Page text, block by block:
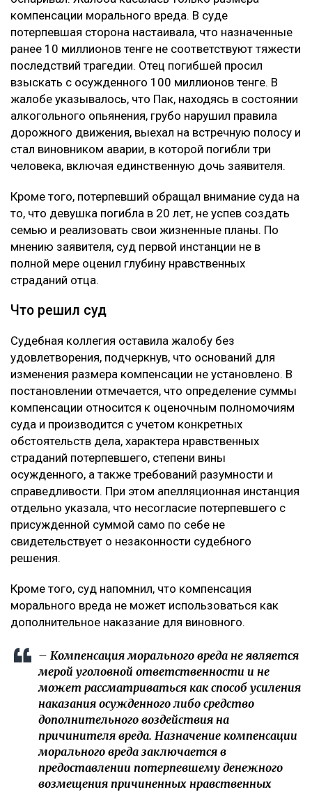
компенсации морального вреда. В суде
потерпевшая сторона настаивала, что назначенные
ранее 10 миллионов тенге не соответствуют тяжести
последствий трагедии. Отец погибшей просил
взыскать с осужденного 100 миллионов тенге. В
жалобе указывалось, что Пак, находясь в состоянии
алкогольного опьянения, грубо нарушил правила
дорожного движения, выехал на встречную полосу и
стал виновником аварии, в которой погибли три
человека, включая единственную дочь заявителя.
Кроме того, потерпевший обращал внимание суда на
то, что девушка погибла в 20 лет, не успев создать
семью и реализовать свои жизненные планы. По
мнению заявителя, суд первой инстанции не в
полной мере оценил глубину нравственных
страданий отца.
Что решил суд
Судебная коллегия оставила жалобу без
удовлетворения, подчеркнув, что оснований для
изменения размера компенсации не установлено. В
постановлении отмечается, что определение суммы
компенсации относится к оценочным полномочиям
суда и производится с учетом конкретных
обстоятельств дела, характера нравственных
страданий потерпевшего, степени вины
осужденного, а также требований разумности и
справедливости. При этом апелляционная инстанция
отдельно указала, что несогласие потерпевшего с
присужденной суммой само по себе не
свидетельствует о незаконности судебного
решения.
Кроме того, суд напомнил, что компенсация
морального вреда не может использоваться как
дополнительное наказание для виновного.
– Компенсация морального вреда не является
мерой уголовной ответственности и не
может рассматриваться как способ усиления
наказания осужденного либо средство
дополнительного воздействия на
причинителя вреда. Назначение компенсации
морального вреда заключается в
предоставлении потерпевшему денежного
возмещения причиненных нравственных